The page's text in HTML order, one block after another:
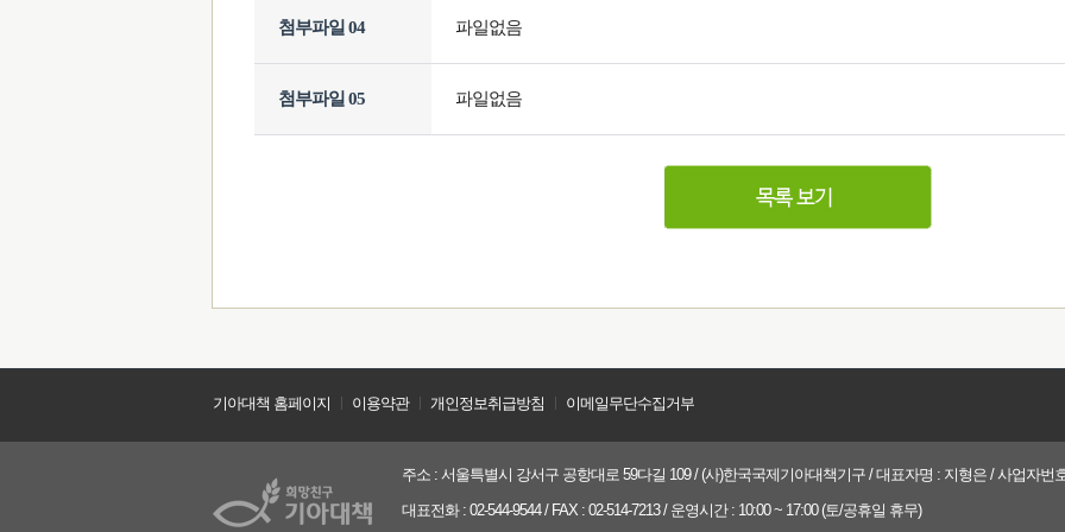
첨부파일 04 파일없음
첨부파일 05 파일없음
기아대책 홈페이지 이용약관 개인정보취급방침 이메일무단수집거부
주소 : 서울특별시 강서구 공항대로 59다길 109 / (사)한국국제기아대책기구 / 대표자명 : 지형은 / 사업자번
대표전화 : 02-544-9544 / FAX : 02-514-7213 / 운영시간 : 10:00 ~ 17:00 (토/공휴일 휴무)